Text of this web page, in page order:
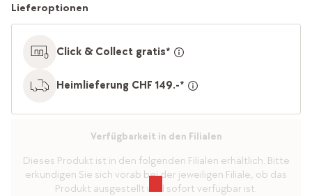
Lieferoptionen
Click & Collect gratis*
Heimlieferung CHF 149.-*
Verfügbarkeit in den Filialen
Dieses Produkt ist in den folgenden Filialen erhältlich. Bitte
erkundigen Sie sich vorab bei der jeweiligen Filiale, ob das
Produkt ausgestellt und sofort verfügbar ist.